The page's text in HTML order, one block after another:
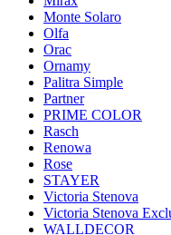
Monte Solaro
Olfa
Orac
Ornamy
Palitra Simple
Partner
PRIME COLOR
Rasch
Renowa
Rose
STAYER
Victoria Stenova
Victoria Stenova
WALLDECOR